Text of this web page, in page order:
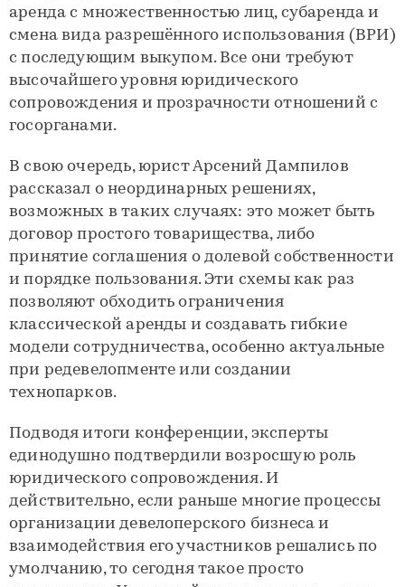
аренда с множественностью лиц, субаренда и
смена вида разрешённого использования (ВРИ)
с последующим выкупом. Все они требуют
высочайшего уровня юридического
сопровождения и прозрачности отношений с
госорганами.
В свою очередь, юрист Арсений Дампилов
рассказал о неординарных решениях,
возможных в таких случаях: это может быть
договор простого товарищества, либо
принятие соглашения о долевой собственности
и порядке пользования. Эти схемы как раз
позволяют обходить ограничения
классической аренды и создавать гибкие
модели сотрудничества, особенно актуальные
при редевелопменте или создании
технопарков.
Подводя итоги конференции, эксперты
единодушно подтвердили возросшую роль
юридического сопровождения. И
действительно, если раньше многие процессы
организации девелоперского бизнеса и
взаимодействия его участников решались по
умолчанию, то сегодня такое просто